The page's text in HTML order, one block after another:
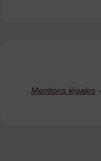
Mentions légales-